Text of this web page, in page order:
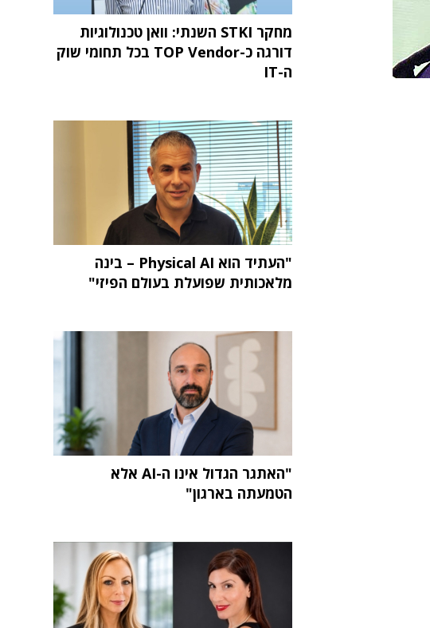
מחקר STKI השנתי: וואן טכנולוגיות
דורגה כ-TOP Vendor בכל תחומי שוק
ה-IT
"העתיד הוא Physical AI – בינה
מלאכותית שפועלת בעולם הפיזי"
"האתגר הגדול אינו ה-AI אלא
הטמעתה בארגון"